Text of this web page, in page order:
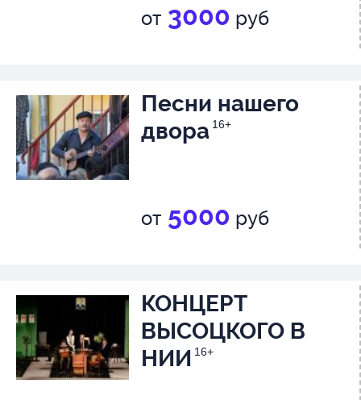
от 3000 руб
Песни нашего
двора 16+
от 5000 руб
КОНЦЕРТ
ВЫСОЦКОГО В
НИИ 16+